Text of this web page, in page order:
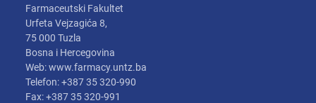
Farmaceutski Fakultet
Urfeta Vejzagića 8,
75 000 Tuzla
Bosna i Hercegovina
Web: www.farmacy.untz.ba
Telefon: +387 35 320-990
Fax: +387 35 320-991